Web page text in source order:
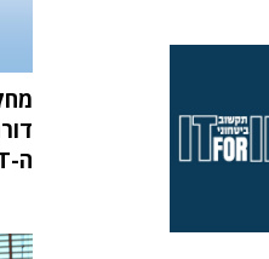
ה-IT